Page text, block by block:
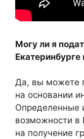
Могу ли я
Екатеринбурге
Да, вы можете
на основании
Определенные
возможности в
на получение